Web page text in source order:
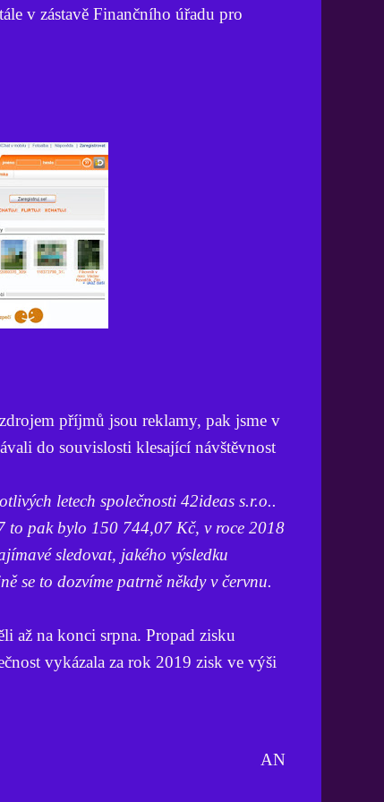
v zástavě Finančního úřadu pro
příjmů jsou reklamy, pak jsme v
do souvislosti klesající návštěvnost
letech společnosti 42ideas s.r.o..
to pak bylo 150 744,07 Kč, v roce 2018
sledovat, jakého výsledku
se to dozvíme patrně někdy v červnu.
až na konci srpna. Propad zisku
vykázala za rok 2019 zisk ve výši
AN